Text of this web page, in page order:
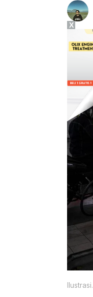
Ilustrasi.
X